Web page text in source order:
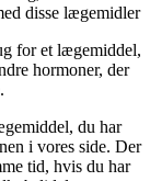
disse lægemidler
for et lægemiddel,
hormoner, der
du har
i vores side. Der
tid, hvis du har